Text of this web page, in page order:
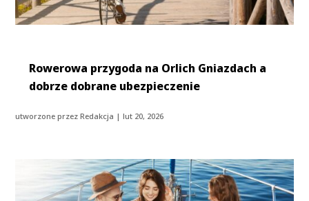
Rowerowa przygoda na Orlich Gniazdach a
dobrze dobrane ubezpieczenie
utworzone przezRedakcja |lut 20, 2026